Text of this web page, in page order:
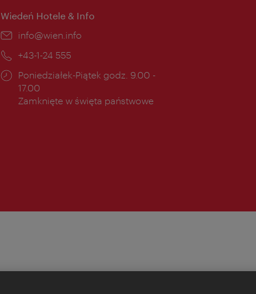
Wiedeń Hotele & Info
E-
info@wien.info
Telefon:
+43-1-24 555
Godziny
otwarcia:
Poniedziałek-Piątek godz. 9.00 -
17.00
Zamknięte w święta państwowe